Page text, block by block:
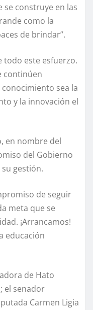
se construye en las
como la
de brindar”.
todo este esfuerzo.
continúen
sea la
y la innovación el
en nombre del
del Gobierno
gestión.
de seguir
meta que se
¡Arrancamos!
educación
de Hato
el senador
Carmen Ligia